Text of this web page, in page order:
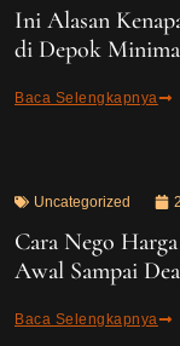
Ini Alasan
di Depok
Baca Selengkapnya
Uncategorized
Cara Nego
Awal Sampai
Baca Selengkapnya